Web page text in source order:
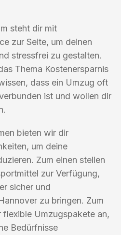
steht dir mit
zur Seite, um deinen
stressfrei zu gestalten.
Thema Kostenersparnis
dass ein Umzug oft
ist und wollen dir
bieten wir dir
um deine
Zum einen stellen
zur Verfügung,
sicher und
zu bringen. Zum
flexible Umzugspakete an,
Bedürfnisse